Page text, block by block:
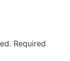
Required